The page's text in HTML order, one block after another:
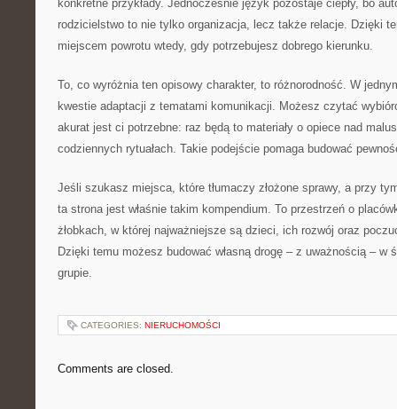
konkretne przykłady. Jednocześnie język pozostaje ciepły, bo
rodzicielstwo to nie tylko organizacja, lecz także relacje. Dzięki
miejscem powrotu wtedy, gdy potrzebujesz dobrego kierunku.
To, co wyróżnia ten opisowy charakter, to różnorodność. W
kwestie adaptacji z tematami komunikacji. Możesz czytać
akurat jest ci potrzebne: raz będą to materiały o opiece nad
codziennych rytuałach. Takie podejście pomaga budować
Jeśli szukasz miejsca, które tłumaczy złożone sprawy, a przy
ta strona jest właśnie takim kompendium. To przestrzeń o
żłobkach, w której najważniejsze są dzieci, ich rozwój oraz
Dzięki temu możesz budować własną drogę – z uważnością – w
grupie.
CATEGORIES: NIERUCHOMOŚCI
Comments are closed.